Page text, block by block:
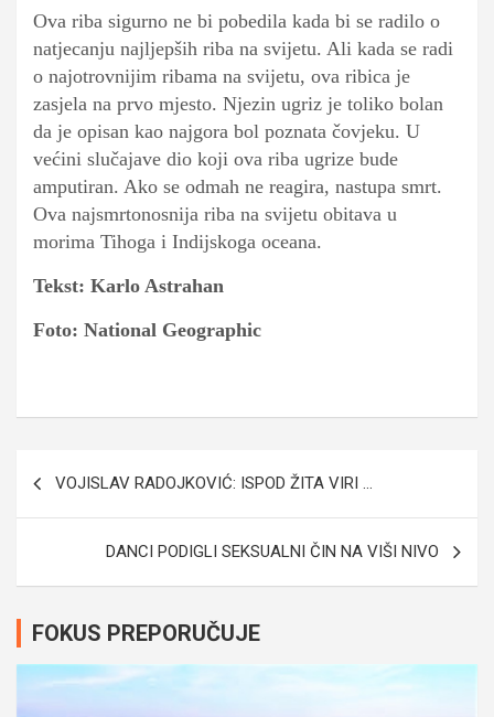
Ova riba sigurno ne bi pobedila kada bi se radilo o
natjecanju najljepših riba na svijetu. Ali kada se radi
o najotrovnijim ribama na svijetu, ova ribica je
zasjela na prvo mjesto. Njezin ugriz je toliko bolan
da je opisan kao najgora bol poznata čovjeku. U
većini slučajave dio koji ova riba ugrize bude
amputiran. Ako se odmah ne reagira, nastupa smrt.
Ova najsmrtonosnija riba na svijetu obitava u
morima Tihoga i Indijskoga oceana.
Tekst: Karlo Astrahan
Foto: National Geographic
VOJISLAV RADOJKOVIĆ: ISPOD ŽITA VIRI …
DANCI PODIGLI SEKSUALNI ČIN NA VIŠI NIVO
FOKUS PREPORUČUJE